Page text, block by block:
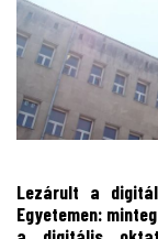
Lezárult a
Egyetemen: